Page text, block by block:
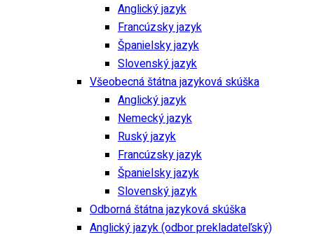
Anglický jazyk
Francúzsky jazyk
Španielsky jazyk
Slovenský jazyk
Všeobecná štátna jazyková skúška
Anglický jazyk
Nemecký jazyk
Ruský jazyk
Francúzsky jazyk
Španielsky jazyk
Slovenský jazyk
Odborná štátna jazyková skúška
Anglický jazyk (odbor prekladateľský)